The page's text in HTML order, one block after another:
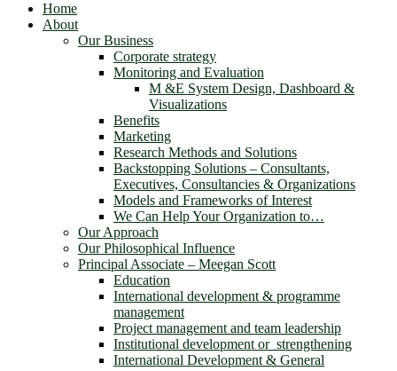
Home
About
Our Business
Corporate strategy
Monitoring and Evaluation
M &E System Design, Dashboard &
Visualizations
Benefits
Marketing
Research Methods and Solutions
Backstopping Solutions – Consultants,
Executives, Consultancies & Organizations
Models and Frameworks of Interest
We Can Help Your Organization to…
Our Approach
Our Philosophical Influence
Principal Associate – Meegan Scott
Education
International development & programme
management
Project management and team leadership
Institutional development or strengthening
International Development & General